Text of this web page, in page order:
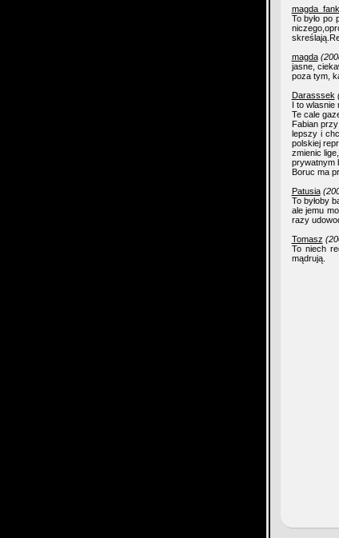
To było po
magda
jasne,
poza tym,
Darasssek
I to wlasnie
Te cale
Fabian
lepszy i
polskiej
zmienic
prywatnym
Boruc ma
Patusia
To byłoby
ale jemu
razy
Tomasz
To niech
mądrują.